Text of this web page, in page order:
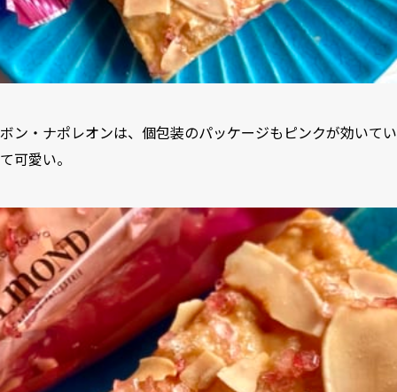
ボン・ナポレオンは、個包装のパッケージもピンクが効いてい
て可愛い。